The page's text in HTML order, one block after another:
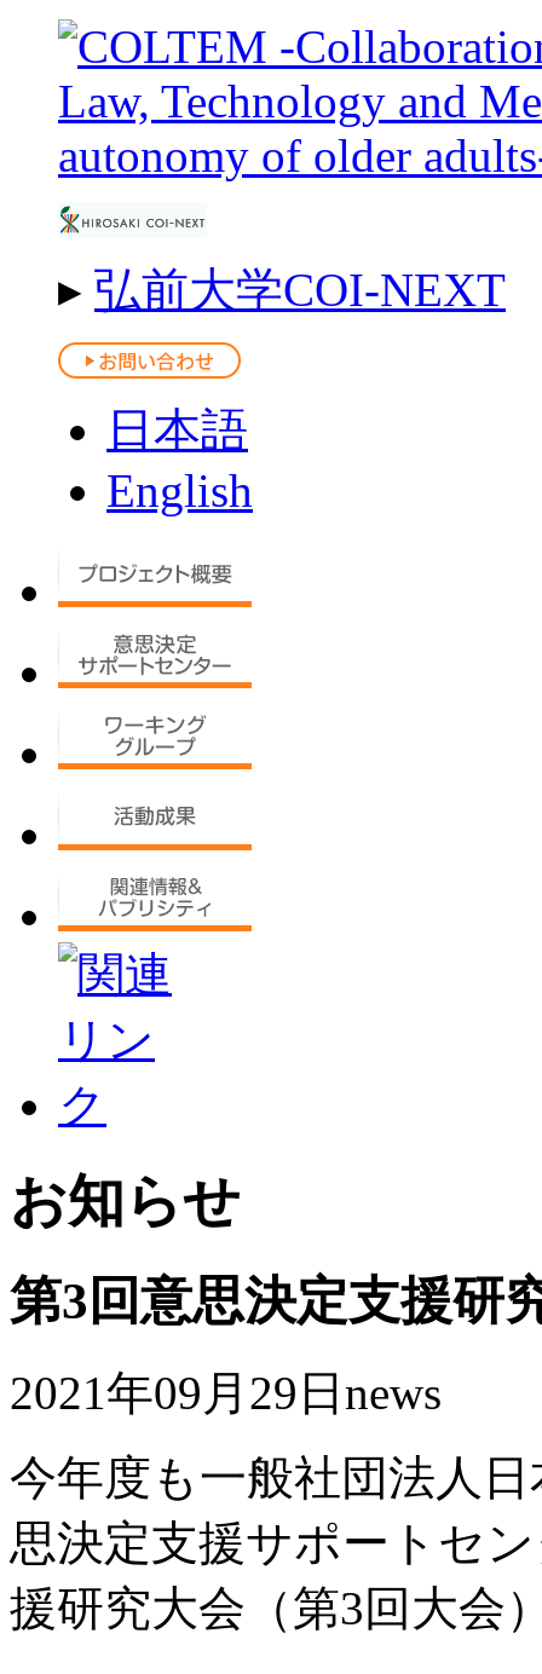
▸ 弘前大学COI-NEXT
日本語
English
お知らせ
第3回意思決定支援研
2021年09月29日 news
今年度も一般社団法人
思決定支援サポートセ
援研究大会（第3回大会